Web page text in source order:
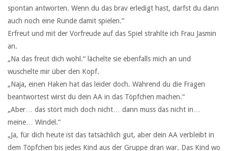
spontan antworten. Wenn du das brav erledigt hast, darfst du dann
auch noch eine Runde damit spielen.“
Erfreut und mit der Vorfreude auf das Spiel strahlte ich Frau Jasmin
an.
„Na das freut dich wohl.“ lächelte sie ebenfalls mich an und
wuschelte mir über den Kopf.
„Naja, einen Haken hat das leider doch. Während du die Fragen
beantwortest wirst du dein AA in das Töpfchen machen.“
„Aber… das stört mich doch nicht… dann muss das nicht in…
meine… Windel.“
„Ja, für dich heute ist das tatsächlich gut, aber dein AA verbleibt in
dem Töpfchen bis jedes Kind aus der Gruppe dran war. Das Kind wo